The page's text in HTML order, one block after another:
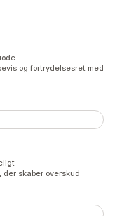
og fortrydelsesret med
der skaber overskud